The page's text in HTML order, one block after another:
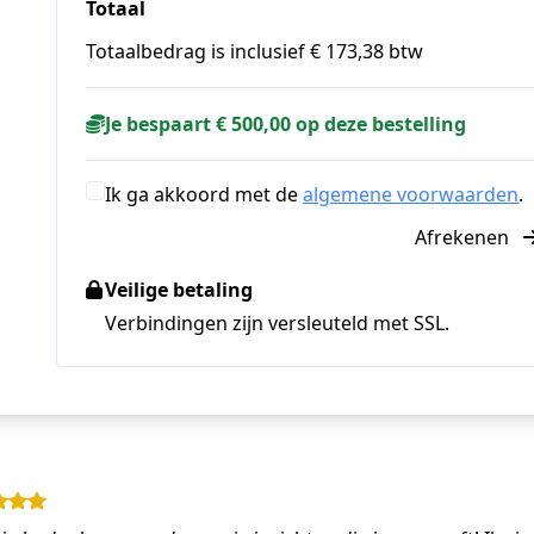
Totaal
Totaalbedrag is inclusief € 173,38 btw
Je bespaart € 500,00 op deze bestelling
Ik ga akkoord met dealgemene voorwaarden.
Afrekenen
Veilige betaling
Verbindingen zijn versleuteld met SSL.